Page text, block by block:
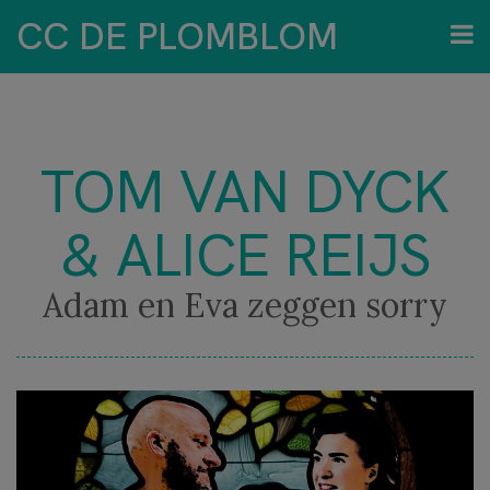
CC DE PLOMBLOM
TOM VAN DYCK
& ALICE REIJS
Adam en Eva zeggen sorry